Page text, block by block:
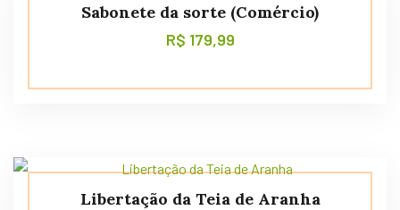
Sabonete da sorte (Comércio)
R$ 179,99
Libertação da Teia de Aranha